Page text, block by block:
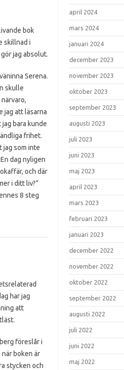
bok
skillnad i
jag absolut.
Serena.
skulle
jag att läsarna
bara kunde
frihet.
jag som inte
dag nyligen
och där
i ditt liv?”
8 steg
har jag
att
föreslår i
när boken är
stycken och
april 2024
mars 2024
januari 2024
december 2023
november 2023
oktober 2023
september 2023
augusti 2023
juli 2023
juni 2023
maj 2023
april 2023
mars 2023
februari 2023
januari 2023
december 2022
november 2022
oktober 2022
september 2022
augusti 2022
juli 2022
juni 2022
maj 2022